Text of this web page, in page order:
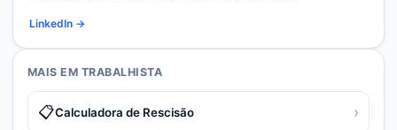
LinkedIn →
MAIS EM TRABALHISTA
📋Calculadora de Rescisão ›